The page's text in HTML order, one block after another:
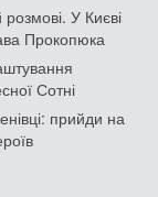
розмові. У Києві
Прокопюка
Сотні
прийди на